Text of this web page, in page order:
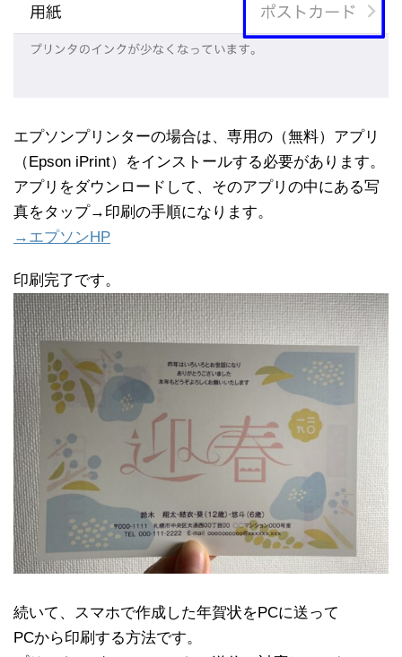
エプソンプリンターの場合は、専用の（無料）アプリ
（Epson iPrint）をインストールする必要があります。
アプリをダウンロードして、そのアプリの中にある写
真をタップ→印刷の手順になります。
→エプソンHP
印刷完了です。
続いて、スマホで作成した年賀状をPCに送って
PCから印刷する方法です。